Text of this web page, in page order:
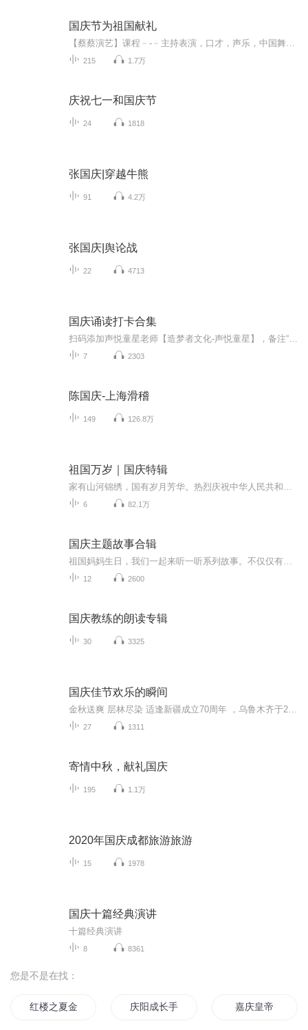
国庆节为祖国献礼
215 1.7万
庆祝七一和国庆节
24 1818
张国庆|穿越牛熊
91 4.2万
张国庆|舆论战
22 4713
国庆诵读打卡合集
7 2303
陈国庆-上海滑稽
149 126.8万
祖国万岁｜国庆特辑
6 82.1万
国庆主题故事合辑
12 2600
国庆教练的朗读专辑
30 3325
国庆佳节欢乐的瞬间
27 1311
寄情中秋，献礼国庆
195 1.1万
2020年国庆成都旅游旅游
15 1978
国庆十篇经典演讲
十篇经典演讲
8 8361
您是不是在找：
红楼之夏金桂 庆阳成长手札 嘉庆皇帝